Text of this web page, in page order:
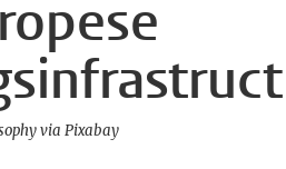
via Pixabay